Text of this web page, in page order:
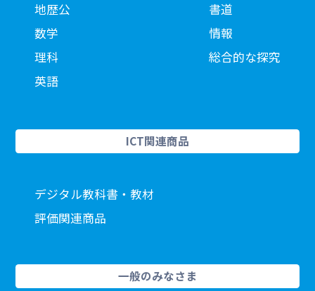
地歴公
数学
理科
英語
書道
情報
総合的な探究
ICT関連商品
デジタル教科書・教材
評価関連商品
一般のみなさま